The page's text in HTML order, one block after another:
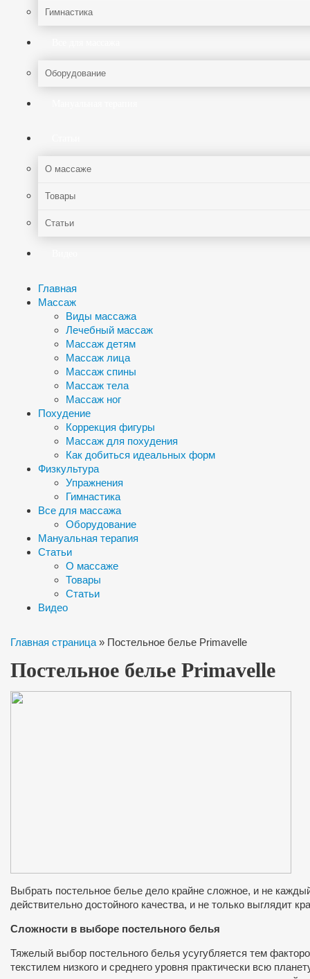
Гимнастика
Оборудование
О массаже
Товары
Статьи
Главная
Массаж
Виды массажа
Лечебный массаж
Массаж детям
Массаж лица
Массаж спины
Массаж тела
Массаж ног
Похудение
Коррекция фигуры
Массаж для похудения
Как добиться идеальных форм
Физкультура
Упражнения
Гимнастика
Все для массажа
Оборудование
Мануальная терапия
Статьи
О массаже
Товары
Статьи
Видео
Главная страница » Постельное белье Primavelle
Постельное белье Primavelle
Выбрать постельное белье дело крайне сложное, и не
действительно достойного качества, и не только выглядит
Сложности в выборе постельного белья
Тяжелый выбор постельного белья усугубляется тем
текстилем низкого и среднего уровня практически всю